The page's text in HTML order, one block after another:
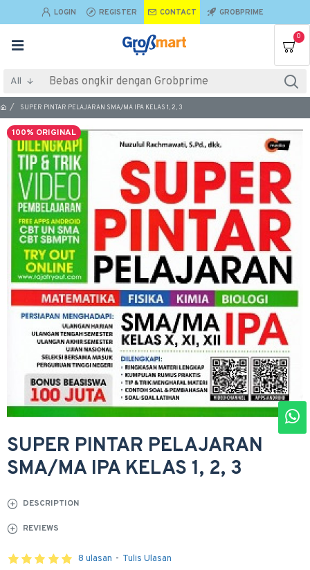
LOGIN REGISTER CONTACT GROBPRIME
0
All
SUPER PINTAR PELAJARAN SMA/MA IPA KELAS 1, 2, 3
100% ORIGINAL
SUPER PINTAR PELAJARAN
SMA/MA IPA KELAS 1, 2, 3
DESCRIPTION
REVIEWS
8 ulasan - Tulis Ulasan